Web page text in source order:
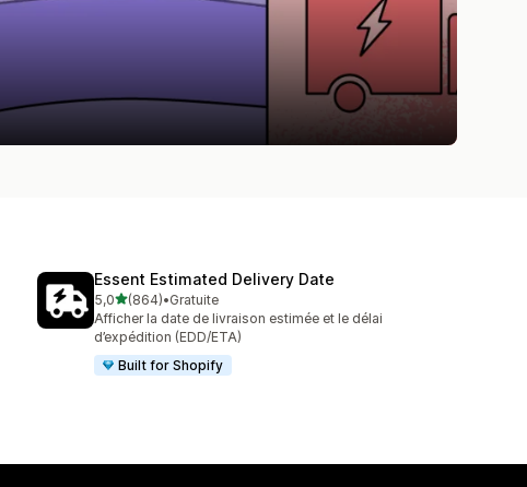
Essent Estimated Delivery Date
5,0étoile(s) sur 5
(864)
864 avis au total
•Gratuite
Afficher la date de livraison estimée et le délai
d’expédition (EDD/ETA)
Built for Shopify